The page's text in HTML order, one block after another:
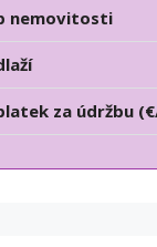
nemovitosti
za údržbu